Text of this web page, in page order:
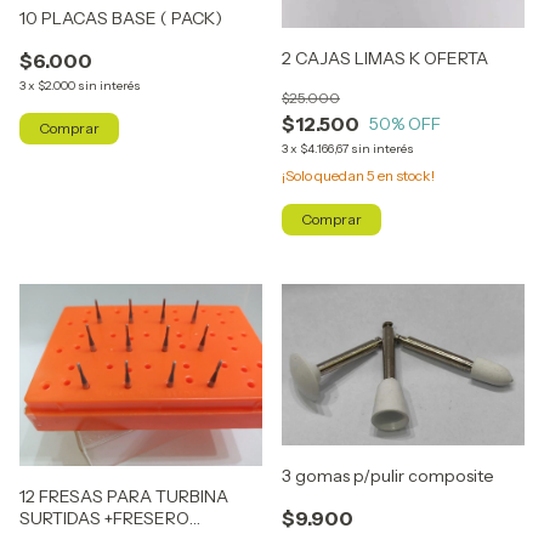
10 PLACAS BASE ( PACK)
$6.000
3x $2.000 sin interés
2 CAJAS LIMAS K OFERTA
$12.500
$25.000
50% OFF
3x $4.166,67 sin interés
¡Solo quedan 5 en stock!
12 FRESAS PARA TURBINA
SURTIDAS +FRESERO
3 gomas p/pulir composite
$9.900